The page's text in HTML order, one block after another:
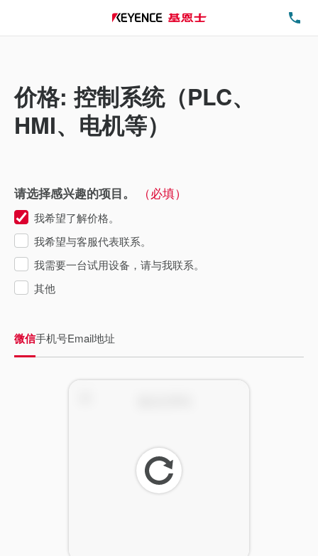
价格: 控制系统（PLC、
HMI、电机等）
请选择感兴趣的项目。 （必填）
我希望了解价格。
我希望与客服代表联系。
我需要一台试用设备，请与我联系。
其他
微信手机号Email地址
刷
新